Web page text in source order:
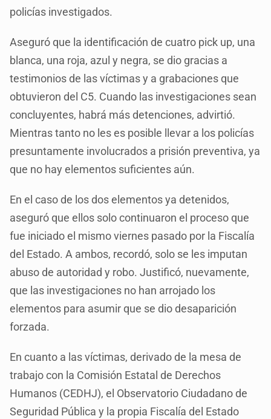
policías investigados.
Aseguró que la identificación de cuatro pick up, una
blanca, una roja, azul y negra, se dio gracias a
testimonios de las víctimas y a grabaciones que
obtuvieron del C5. Cuando las investigaciones sean
concluyentes, habrá más detenciones, advirtió.
Mientras tanto no les es posible llevar a los policías
presuntamente involucrados a prisión preventiva, ya
que no hay elementos suficientes aún.
En el caso de los dos elementos ya detenidos,
aseguró que ellos solo continuaron el proceso que
fue iniciado el mismo viernes pasado por la Fiscalía
del Estado. A ambos, recordó, solo se les imputan
abuso de autoridad y robo. Justificó, nuevamente,
que las investigaciones no han arrojado los
elementos para asumir que se dio desaparición
forzada.
En cuanto a las víctimas, derivado de la mesa de
trabajo con la Comisión Estatal de Derechos
Humanos (CEDHJ), el Observatorio Ciudadano de
Seguridad Pública y la propia Fiscalía del Estado